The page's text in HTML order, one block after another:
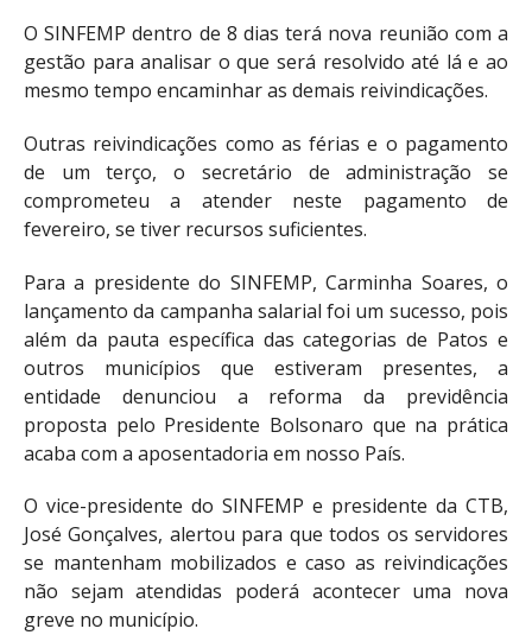
O SINFEMP dentro de 8 dias terá nova reunião com a
gestão para analisar o que será resolvido até lá e ao
mesmo tempo encaminhar as demais reivindicações.
Outras reivindicações como as férias e o pagamento
de um terço, o secretário de administração se
comprometeu a atender neste pagamento de
fevereiro, se tiver recursos suficientes.
Para a presidente do SINFEMP, Carminha Soares, o
lançamento da campanha salarial foi um sucesso, pois
além da pauta específica das categorias de Patos e
outros municípios que estiveram presentes, a
entidade denunciou a reforma da previdência
proposta pelo Presidente Bolsonaro que na prática
acaba com a aposentadoria em nosso País.
O vice-presidente do SINFEMP e presidente da CTB,
José Gonçalves, alertou para que todos os servidores
se mantenham mobilizados e caso as reivindicações
não sejam atendidas poderá acontecer uma nova
greve no município.